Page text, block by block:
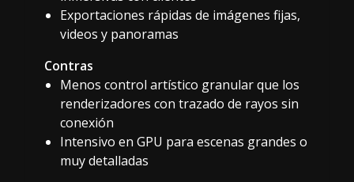
Exportaciones rápidas de imágenes fijas,
videos y panoramas
Contras
Menos control artístico granular que los
renderizadores con trazado de rayos sin
conexión
Intensivo en GPU para escenas grandes o
muy detalladas